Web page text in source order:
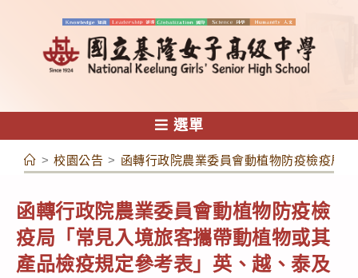
容
選單
> 校園公告 > 函轉行政院農業委員會動植物防疫檢疫局
函轉行政院農業委員會動植物防疫檢
疫局「常見入境旅客攜帶動植物或其
產品檢疫規定參考表」英、越、泰及